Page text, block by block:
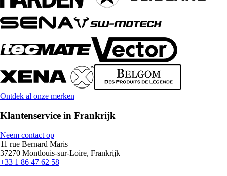
Ontdek al onze merken
Klantenservice in Frankrijk
Neem contact op
11 rue Bernard Maris
37270 Montlouis-sur-Loire, Frankrijk
+33 1 86 47 62 58